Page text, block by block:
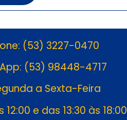
(53) 3227-0470
(53) 98448-4717
a Sexta-Feira
12:00 e das 13:30 às 18:00